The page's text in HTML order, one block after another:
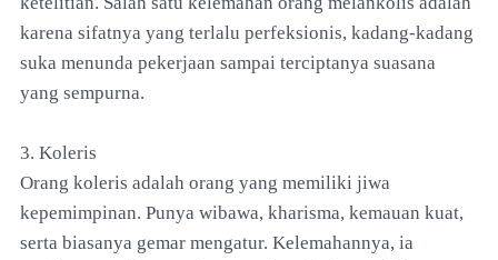
karena sifatnya yang terlalu perfeksionis, kadang-kadang
suka menunda pekerjaan sampai terciptanya suasana
yang sempurna.
3. Koleris
Orang koleris adalah orang yang memiliki jiwa
kepemimpinan. Punya wibawa, kharisma, kemauan kuat,
serta biasanya gemar mengatur. Kelemahannya, ia